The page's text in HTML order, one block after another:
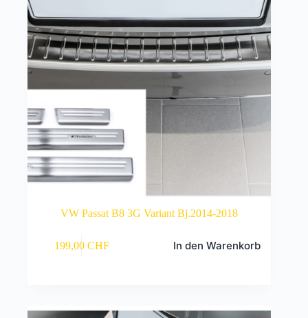
VW Passat B8 3G Variant Bj.2014-2018
199,00 CHF In den Warenkorb